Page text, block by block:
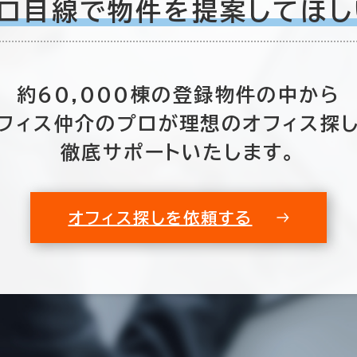
目線で物件を提案してほ
約60,000棟の登録物件の中から
ィス仲介のプロが理想のオフィス探
徹底サポートいたします。
オフィス探しを依頼する